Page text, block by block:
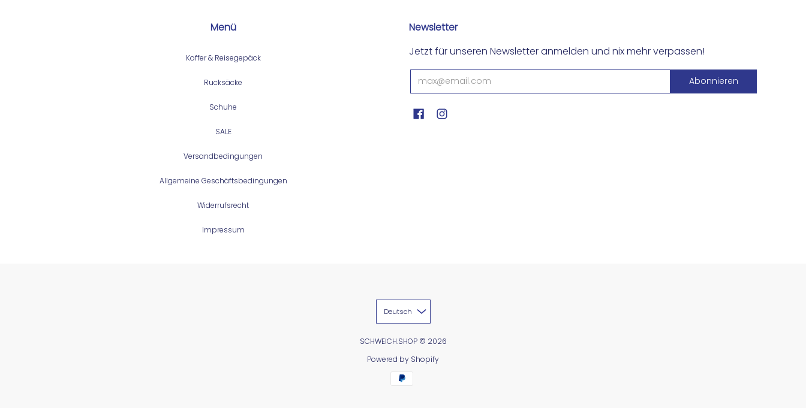
Menü
Koffer & Reisegepäck
Rucksäcke
Schuhe
SALE
Versandbedingungen
Allgemeine Geschäftsbedingungen
Widerrufsrecht
Impressum
Newsletter
Jetzt für unseren Newsletter anmelden und nix mehr verpassen!
Deutsch
SCHWEICH.SHOP© 2026
Powered by Shopify